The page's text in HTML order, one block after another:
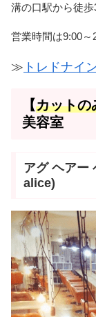
溝の口駅から徒歩
営業時間は9:00～
≫ トレドナイ
【カットの
美容室
アグ ヘアー
alice)